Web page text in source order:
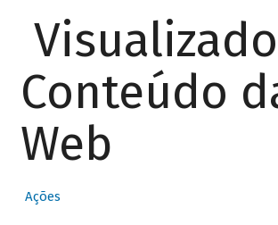
Conteúdo
Web
Ações